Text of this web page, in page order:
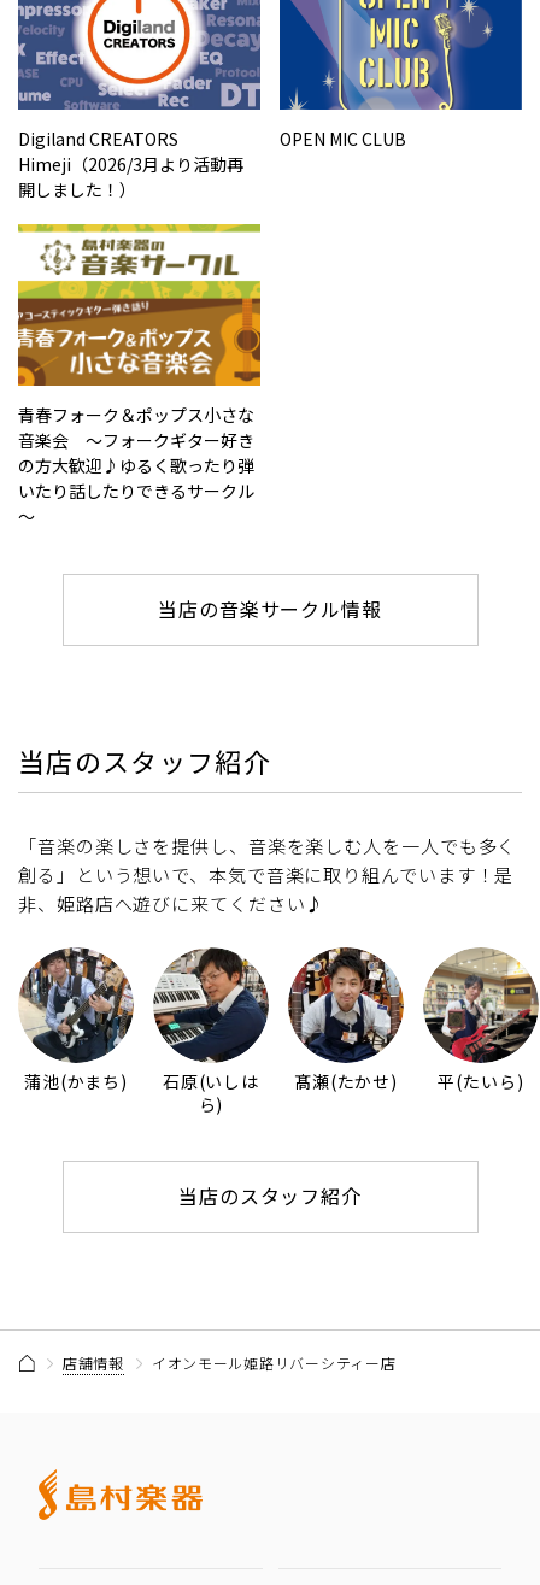
Digiland CREATORS
Himeji（2026/3月より活動再
開しました！）
OPEN MIC CLUB
青春フォーク＆ポップス小さな
音楽会 ～フォークギター好き
の方大歓迎♪ゆるく歌ったり弾
いたり話したりできるサークル
～
当店の音楽サークル情報
当店のスタッフ紹介
「音楽の楽しさを提供し、音楽を楽しむ人を一人でも多く
創る」という想いで、本気で音楽に取り組んでいます！是
非、姫路店へ遊びに来てください♪
蒲池(かまち)
石原(いしは
ら)
髙瀬(たかせ) 平(たいら)
当店のスタッフ紹介
店舗情報 イオンモール姫路リバーシティー店